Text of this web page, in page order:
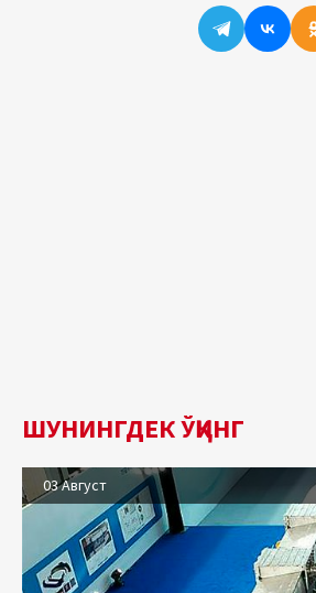
ШУНИНГДЕК ЎҚИНГ
03 Август